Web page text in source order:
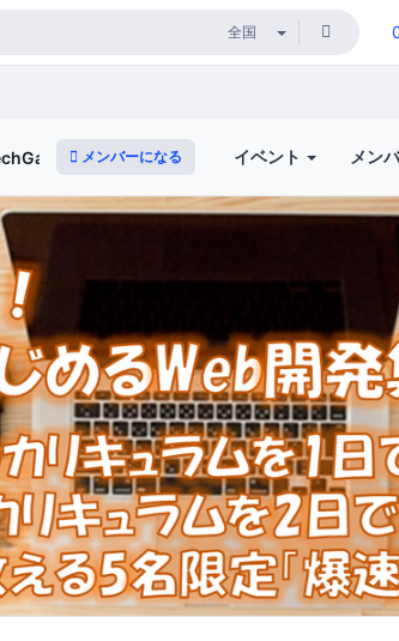
メンバーになる イベント メン